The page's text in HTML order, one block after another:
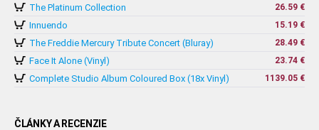
The Platinum Collection 26.59 €
Innuendo 15.19 €
The Freddie Mercury Tribute Concert (Bluray) 28.49 €
Face It Alone (Vinyl) 23.74 €
Complete Studio Album Coloured Box (18x Vinyl) 1139.05 €
ČLÁNKY A RECENZIE